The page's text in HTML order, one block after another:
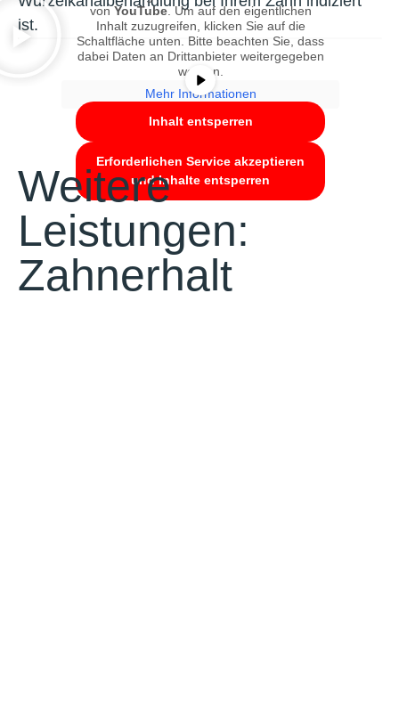
ist.
vonYouTube. Um auf den eigentlichen
Inhalt zuzugreifen, klicken Sie auf die
Schaltfläche unten. Bitte beachten Sie, dass
dabei Daten an Drittanbieter weitergegeben
werden.
Mehr Informationen
Inhalt entsperren
Erforderlichen Service akzeptieren
und Inhalte entsperren
Weitere
Leistungen:
Zahnerhalt